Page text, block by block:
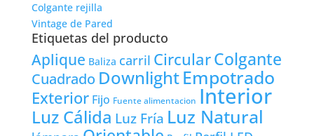
Colgante rejilla
Vintage de Pared
Etiquetas del producto
Aplique Baliza carril CircularColgante
Cuadrado DownlightEmpotrado
Exterior Fijo Fuente alimentacion Interior
Luz Cálida Luz Fría Luz Natural